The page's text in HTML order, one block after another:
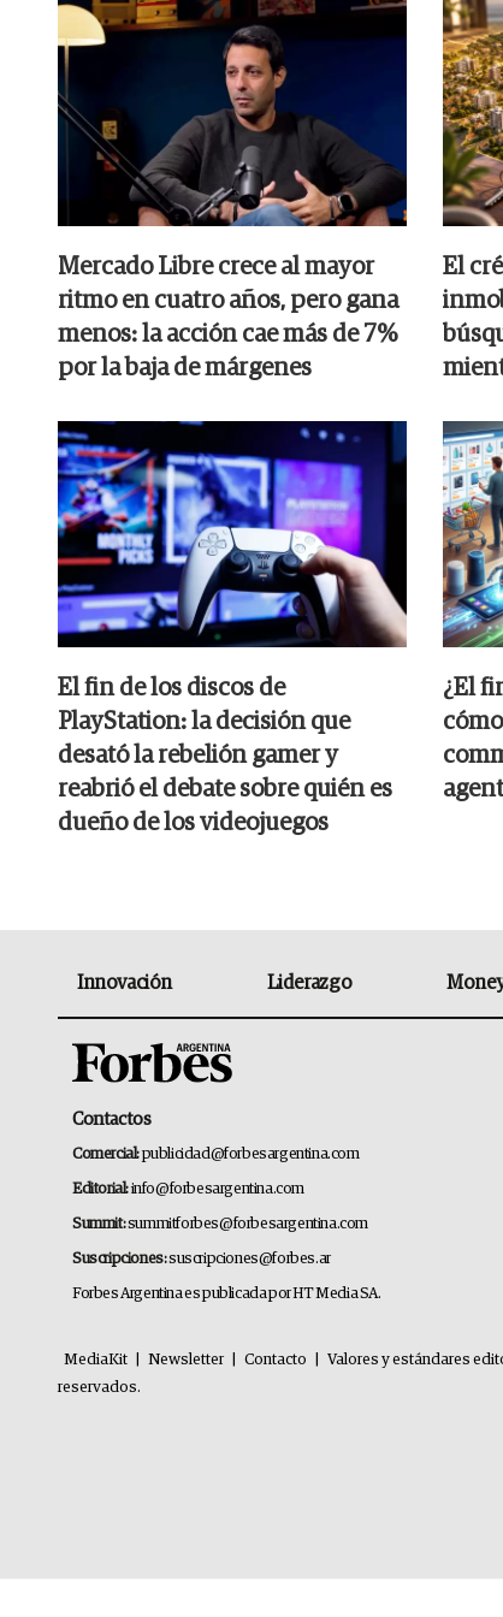
Mercado Libre crece al mayor
ritmo en cuatro años, pero gana
menos: la acción cae más de 7%
por la baja de márgenes
El
El fin de los discos de
PlayStation: la decisión que
desató la rebelión gamer y
reabrió el debate sobre quién es
dueño de los videojuegos
¿El
Innovación Liderazgo
Contactos
Comercial:publicidad@forbesargentina.com
Editorial:info@forbesargentina.com
Summit:summitforbes@forbesargentina.com
Suscripciones:suscripciones@forbes.ar
Forbes Argentina es publicada por HT Media SA.
MediaKit Newsletter Contacto Valores y estándares
reservados.